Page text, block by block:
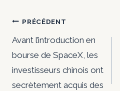
Navigation
de
l’article
PRÉCÉDENT
Avant l’introduction en
bourse de SpaceX, les
investisseurs chinois ont
secrètement acquis des